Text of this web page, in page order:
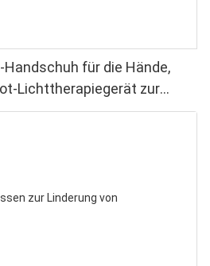
für die Hände,
Lichttherapiegerät zur
und Handgelenkschmerzen –